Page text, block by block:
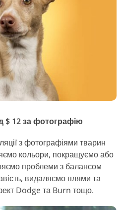
$ 12 за фотографію
з фотографіями тварин
кольори, покращуємо або
проблеми з балансом
видаляємо плями та
Dodge та Burn тощо.